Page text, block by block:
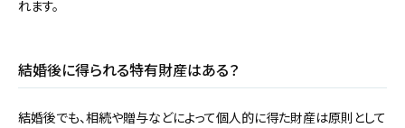
れます。
結婚後に得られる特有財産はある？
結婚後でも、相続や贈与などによって個人的に得た財産は原則として